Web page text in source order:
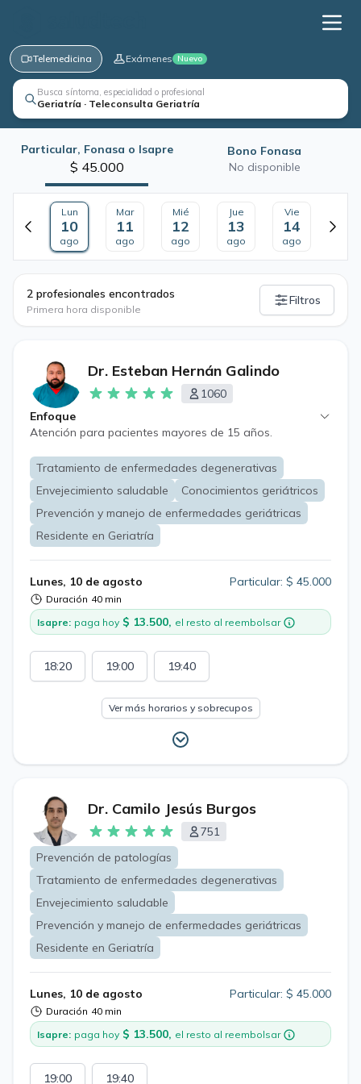
Telemedicina Exámenes Nuevo
Busca síntoma, especialidad o profesional
Geriatría · Teleconsulta Geriatría
Particular, Fonasa o Isapre
$ 45.000
Bono Fonasa
No disponible
Lun
10
ago
Mar
11
ago
Mié
12
ago
Jue
13
ago
Vie
14
ago
2 profesionales encontrados
Primera hora disponible
Filtros
Dr. Esteban Hernán Galindo
1060
Enfoque
Atención para pacientes mayores de 15 años.
Tratamiento de enfermedades degenerativas
Envejecimiento saludable
Conocimientos geriátricos
Prevención y manejo de enfermedades geriátricas
Residente en Geriatría
Lunes, 10 de agosto
Duración 40 min
Particular: $ 45.000
Isapre: paga hoy $ 13.500, el resto al reembolsar
18:20 19:00 19:40
Ver más horarios y sobrecupos
Dr. Camilo Jesús Burgos
751
Prevención de patologías
Tratamiento de enfermedades degenerativas
Envejecimiento saludable
Prevención y manejo de enfermedades geriátricas
Residente en Geriatría
Lunes, 10 de agosto
Duración 40 min
Particular: $ 45.000
Isapre: paga hoy $ 13.500, el resto al reembolsar
19:00 19:40